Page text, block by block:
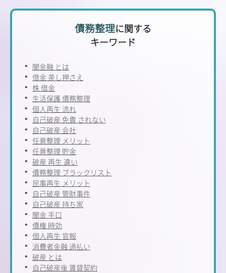
債務整理に関する
キーワード
闇金融 とは
借金 差し押さえ
株 借金
生活保護 債務整理
個人再生 流れ
自己破産 免責 されない
自己破産 会社
任意整理 メリット
任意整理 貯金
破産 再生 違い
債務整理 ブラックリスト
民事再生 メリット
自己破産 管財事件
自己破産 持ち家
闇金 手口
債権 時効
個人再生 官報
消費者金融 過払い
破産 とは
自己破産後 賃貸契約